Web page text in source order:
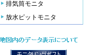
排気筒モニタ
放水ピットモニタ